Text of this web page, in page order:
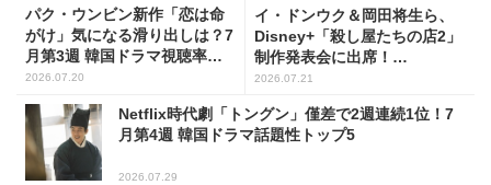
パク・ウンビン新作「恋は命
がけ」気になる滑り出しは？7
月第3週 韓国ドラマ視聴率ラ
ンキング
2026.07.20
イ・ドンウク＆岡田将生ら、
Disney+「殺し屋たちの店2」
制作発表会に出席！
(PHOTO41枚)
2026.07.21
Netflix時代劇「トングン」僅差で2週連続1位！7
月第4週 韓国ドラマ話題性トップ5
2026.07.29